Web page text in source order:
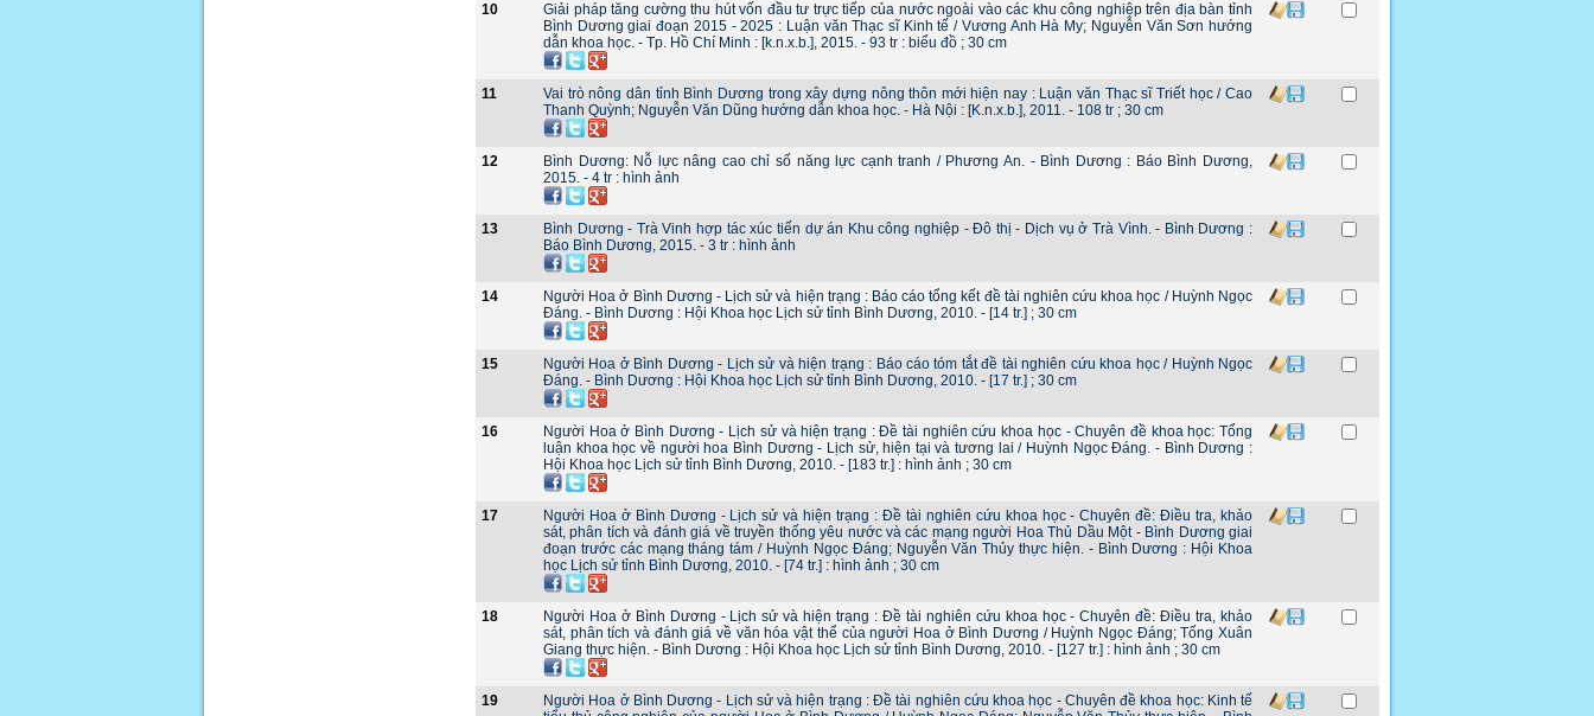
10
Giải pháp tăng cường thu hút vốn đầu tư trực tiếp của nước ngoài vào các khu công nghiệp trên địa bàn tỉnh
Bình Dương giai đoạn 2015 - 2025 : Luận văn Thạc sĩ Kinh tế / Vương Anh Hà My; Nguyễn Văn Sơn hướng
dẫn khoa học. - Tp. Hồ Chí Minh : [k.n.x.b.], 2015. - 93 tr : biểu đồ ; 30 cm
11
Vai trò nông dân tỉnh Bình Dương trong xây dựng nông thôn mới hiện nay : Luận văn Thạc sĩ Triết học / Cao
Thanh Quỳnh; Nguyễn Văn Dũng hướng dẫn khoa học. - Hà Nội : [K.n.x.b.], 2011. - 108 tr ; 30 cm
12
Bình Dương: Nỗ lực nâng cao chỉ số năng lực cạnh tranh / Phương An. - Bình Dương : Báo Bình Dương,
2015. - 4 tr : hình ảnh
13
Bình Dương - Trà Vinh hợp tác xúc tiến dự án Khu công nghiệp - Đô thị - Dịch vụ ở Trà Vình. - Bình Dương :
Báo Bình Dương, 2015. - 3 tr : hình ảnh
14
Người Hoa ở Bình Dương - Lịch sử và hiện trạng : Báo cáo tổng kết đề tài nghiên cứu khoa học / Huỳnh Ngọc
Đáng. - Bình Dương : Hội Khoa học Lịch sử tỉnh Bình Dương, 2010. - [14 tr.] ; 30 cm
15
Người Hoa ở Bình Dương - Lịch sử và hiện trạng : Báo cáo tóm tắt đề tài nghiên cứu khoa học / Huỳnh Ngọc
Đáng. - Bình Dương : Hội Khoa học Lịch sử tỉnh Bình Dương, 2010. - [17 tr.] ; 30 cm
16
Người Hoa ở Bình Dương - Lịch sử và hiện trạng : Đề tài nghiên cứu khoa học - Chuyên đề khoa học: Tổng
luận khoa học về người hoa Bình Dương - Lịch sử, hiện tại và tương lai / Huỳnh Ngọc Đáng. - Bình Dương :
Hội Khoa học Lịch sử tỉnh Bình Dương, 2010. - [183 tr.] : hình ảnh ; 30 cm
17
Người Hoa ở Bình Dương - Lịch sử và hiện trạng : Đề tài nghiên cứu khoa học - Chuyên đề: Điều tra, khảo
sát, phân tích và đánh giá về truyền thống yêu nước và các mạng người Hoa Thủ Dầu Một - Bình Dương giai
đoạn trước các mạng tháng tám / Huỳnh Ngọc Đáng; Nguyễn Văn Thủy thực hiện. - Bình Dương : Hội Khoa
học Lịch sử tỉnh Bình Dương, 2010. - [74 tr.] : hình ảnh ; 30 cm
18
Người Hoa ở Bình Dương - Lịch sử và hiện trạng : Đề tài nghiên cứu khoa học - Chuyên đề: Điều tra, khảo
sát, phân tích và đánh giá về văn hóa vật thể của người Hoa ở Bình Dương / Huỳnh Ngọc Đáng; Tống Xuân
Giang thực hiện. - Bình Dương : Hội Khoa học Lịch sử tỉnh Bình Dương, 2010. - [127 tr.] : hình ảnh ; 30 cm
19
Người Hoa ở Bình Dương - Lịch sử và hiện trạng : Đề tài nghiên cứu khoa học - Chuyên đề khoa học: Kinh tế